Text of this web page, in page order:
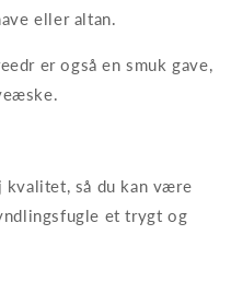
eller altan.
er også en smuk gave,
kvalitet, så du kan være
et trygt og